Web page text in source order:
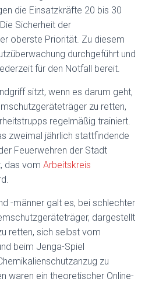
die Einsatzkräfte 20 bis 30
Sicherheit der
oberste Priorität. Zu diesem
durchgeführt und
für den Notfall bereit.
sitzt, wenn es darum geht,
zu retten,
regelmäßig trainiert.
zweimal jährlich stattfindende
Feuerwehren der Stadt
das vom Arbeitskreis
-männer galt es, bei schlechter
dargestellt
retten, sich selbst vom
beim Jenga-Spiel
zu
waren ein theoretischer Online-